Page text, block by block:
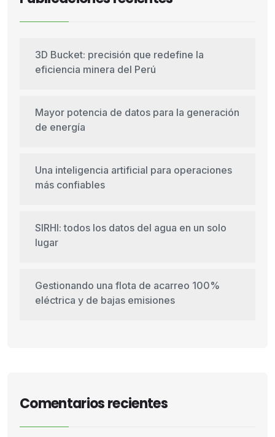
3D Bucket: precisión que redefine la
eficiencia minera del Perú
Mayor potencia de datos para la generación
de energía
Una inteligencia artificial para operaciones
más confiables
SIRHI: todos los datos del agua en un solo
lugar
Gestionando una flota de acarreo 100%
eléctrica y de bajas emisiones
Comentarios recientes